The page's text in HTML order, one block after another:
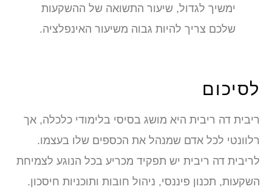
ימשיך לגדול, שיעור התשואה של ההשקעות
שלכם צריך להיות גבוה משיעור האינפלציה.
דה ריבית היא מושג בסיסי בלימודי כלכלה, אך
לכל אדם שמנהל את הכספים שלו בעצמו.
דה ריבית יש תפקיד מכריע בכל הנוגע לצמיחת
תכנון פיננסי, ניהול חובות ותוכניות חיסכון.